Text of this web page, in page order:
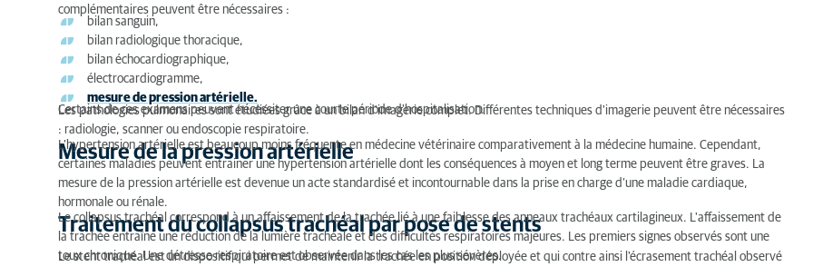
Mesure de la pression artérielle
Traitement du collapsus trachéal par pose de stents
complémentaires peuvent être nécessaires :
bilan sanguin,
bilan radiologique thoracique,
bilan échocardiographique,
électrocardiogramme,
mesure de pression artérielle.
Certains de ces examens peuvent nécessiter une courte période d'hospitalisation.
Les pathologies pulmonaires sont étudiées grâce à un bilan d'imagerie complet. Différentes techniques d'imagerie peuvent être nécessaires
: radiologie, scanner ou endoscopie respiratoire.
Mesure de la pression artérielle
L’hypertension artérielle est beaucoup moins fréquente en médecine vétérinaire comparativement à la médecine humaine. Cependant,
certaines maladies peuvent entrainer une hypertension artérielle dont les conséquences à moyen et long terme peuvent être graves. La
mesure de la pression artérielle est devenue un acte standardisé et incontournable dans la prise en charge d’une maladie cardiaque,
hormonale ou rénale.
Traitement du collapsus trachéal par pose de stents
Le collapsus trachéal correspond à un affaissement de la trachée lié à une faiblesse des anneaux trachéaux cartilagineux. L'affaissement de
la trachée entraîne une réduction de la lumière trachéale et des difficultés respiratoires majeures. Les premiers signes observés sont une
toux chronique. Une détresse respiratoire est observée dans les cas les plus sévères.
Le stent trachéal est un dispositif qui permet de maintenir la trachée en position déployée et qui contre ainsi l'écrasement trachéal observé